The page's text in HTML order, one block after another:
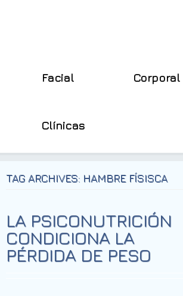
Facial Corporal
Clínicas
TAG ARCHIVES: HAMBRE FÍSISCA
LA PSICONUTRICIÓN
CONDICIONA LA
PÉRDIDA DE PESO